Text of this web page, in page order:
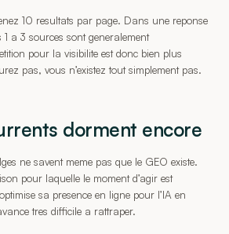
10 resultats par page. Dans une reponse
1 a 3 sources sont generalement
pour la visibilite est donc bien plus
pas, vous n’existez tout simplement pas.
dorment encore
ne savent meme pas que le GEO existe.
pour laquelle le moment d’agir est
sa presence en ligne pour l’IA en
tres difficile a rattraper.